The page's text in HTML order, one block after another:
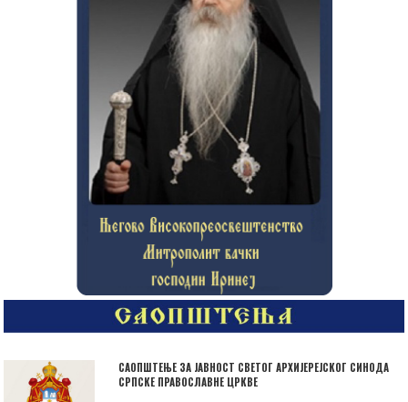
САОПШТЕЊЕ ЗА ЈАВНОСТ СВЕТОГ АРХИЈЕРЕЈСКОГ СИНОДА
СРПСКЕ ПРАВОСЛАВНЕ ЦРКВЕ